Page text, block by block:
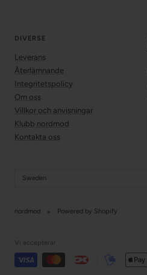
DIVERSE
Leverans
Återlämnande
Integritetspolicy
Om oss
Villkor och anvisningar
Klubb nordmod
Kontakta oss
Sweden
nordmod Powered by Shopify
Vi accepterar